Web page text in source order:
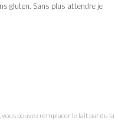
gluten. Sans plus attendre je
vous pouvez remplacer le lait par du